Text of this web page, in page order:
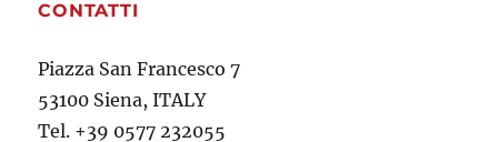
CONTATTI
Piazza San Francesco 7
53100 Siena, ITALY
Tel. +39 0577 232055